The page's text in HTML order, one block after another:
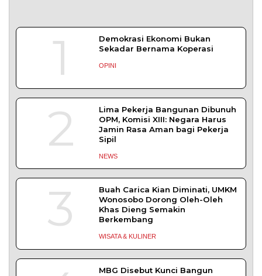
1
Demokrasi Ekonomi Bukan
Sekadar Bernama Koperasi
OPINI
2
Lima Pekerja Bangunan Dibunuh
OPM, Komisi XIII: Negara Harus
Jamin Rasa Aman bagi Pekerja
Sipil
NEWS
3
Buah Carica Kian Diminati, UMKM
Wonosobo Dorong Oleh-Oleh
Khas Dieng Semakin
Berkembang
WISATA & KULINER
MBG Disebut Kunci Bangun